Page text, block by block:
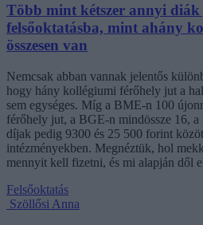
Több mint kétszer annyi diák
felsőoktatásba, mint ahány
összesen van
Nemcsak abban vannak jelentős
hogy hány kollégiumi férőhely jut a
sem egységes. Míg a BME-n 100
férőhely jut, a BGE-n mindössze 16,
díjak pedig 9300 és 25 500 forint
intézményekben. Megnéztük, hol
mennyit kell fizetni, és mi alapján dől
Felsőoktatás
Szöllősi Anna